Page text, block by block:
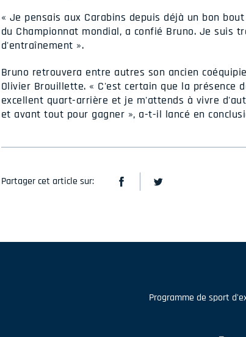
« Je pensais aux Carabins depuis déjà un bon
du Championnat mondial, a confié Bruno. Je suis
d'entraînement ».
Bruno retrouvera entre autres son ancien
Olivier Brouillette. « C'est certain que la présence
excellent quart-arrière et je m'attends à vivre
et avant tout pour gagner », a-t-il lancé en
Partager cet article sur:
Programme de sport